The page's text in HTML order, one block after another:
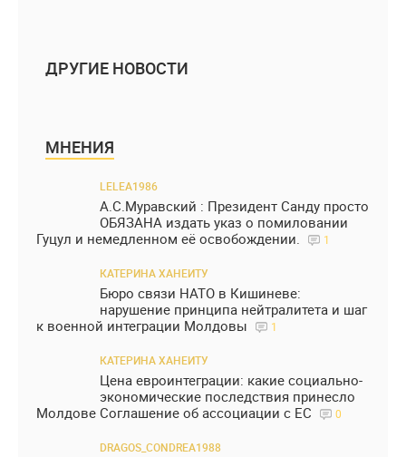
ДРУГИЕ НОВОСТИ
МНЕНИЯ
LELEA1986
А.С.Муравский : Президент Санду просто
ОБЯЗАНА издать указ о помиловании
Гуцул и немедленном её освобождении.
1
КАТЕРИНА ХАНЕИТУ
Бюро связи НАТО в Кишиневе:
нарушение принципа нейтралитета и шаг
к военной интеграции Молдовы
1
КАТЕРИНА ХАНЕИТУ
Цена евроинтеграции: какие социально-
экономические последствия принесло
Молдове Соглашение об ассоциации с ЕС
0
DRAGOS_CONDREA1988